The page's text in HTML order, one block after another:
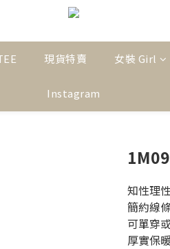
現貨特賣 女裝 Girl
Instagram
知性理
簡約線
可單穿
厚實保